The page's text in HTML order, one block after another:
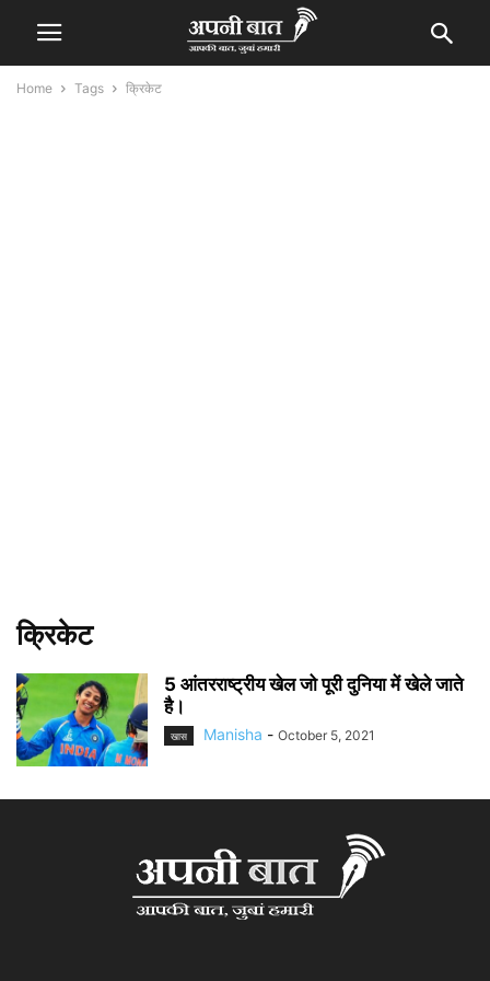
Home Tags क्रिकेट
क्रिकेट
5 आंतरराष्ट्रीय खेल जो पूरी दुनिया में खेले जाते
है।
खास Manisha - October 5, 2021